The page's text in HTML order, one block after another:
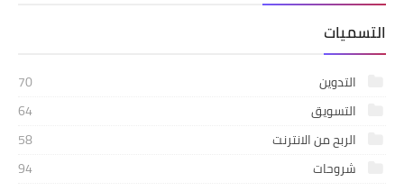
التسميات
التدوين
70
التسويق
64
الربح من الانترنت
58
شروحات
94